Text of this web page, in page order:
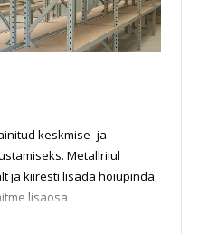
keskmise- ja
Metallriiul
ja kiiresti lisada hoiupinda
lisaosa